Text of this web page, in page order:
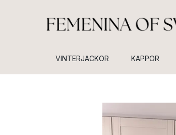
VINTERJACKOR KAPPOR